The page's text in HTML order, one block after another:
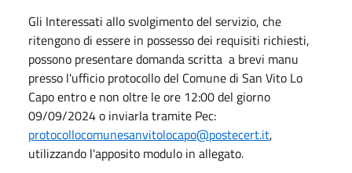
Gli Interessati allo svolgimento del servizio, che
ritengono di essere in possesso dei requisiti richiesti,
possono presentare domanda scritta a brevi manu
presso l'ufficio protocollo del Comune di San Vito Lo
Capo entro e non oltre le ore 12:00 del giorno
09/09/2024 o inviarla tramite Pec:
protocollocomunesanvitolocapo@postecert.it,
utilizzando l'apposito modulo in allegato.